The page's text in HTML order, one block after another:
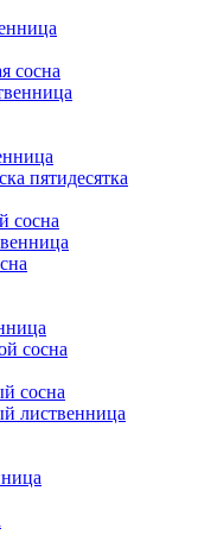
сосна
пятидесятка
сосна
сосна
сосна
лиственница